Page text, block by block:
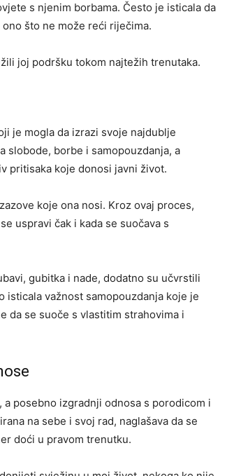
s njenim borbama. Često je isticala da
što ne može reći riječima.
joj podršku tokom najtežih trenutaka.
je mogla da izrazi svoje najdublje
slobode, borbe i samopouzdanja, a
pritisaka koje donosi javni život.
koje ona nosi. Kroz ovaj proces,
uspravi čak i kada se suočava s
gubitka i nade, dodatno su učvrstili
isticala važnost samopouzdanja koje je
da se suoče s vlastitim strahovima i
posebno izgradnji odnosa s porodicom i
na sebe i svoj rad, naglašava da se
doći u pravom trenutku.